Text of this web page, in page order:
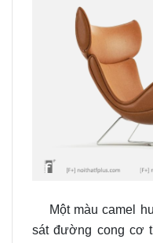
Một màu camel
sát đường cong cơ